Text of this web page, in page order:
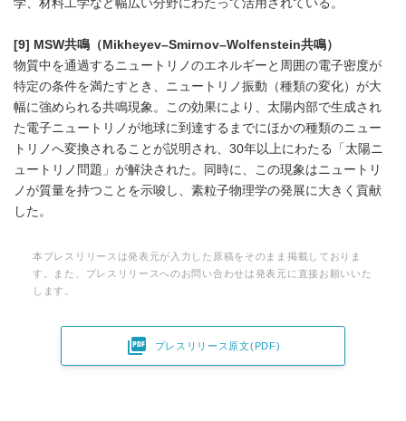
学、材料工学など幅広い分野にわたって活用されている。
[9] MSW共鳴（Mikheyev–Smirnov–Wolfenstein共鳴）
物質中を通過するニュートリノのエネルギーと周囲の電子密度が
特定の条件を満たすとき、ニュートリノ振動（種類の変化）が大
幅に強められる共鳴現象。この効果により、太陽内部で生成され
た電子ニュートリノが地球に到達するまでにほかの種類のニュー
トリノへ変換されることが説明され、30年以上にわたる「太陽ニ
ュートリノ問題」が解決された。同時に、この現象はニュートリ
ノが質量を持つことを示唆し、素粒子物理学の発展に大きく貢献
した。
本プレスリリースは発表元が入力した原稿をそのまま掲載しておりま
す。また、プレスリリースへのお問い合わせは発表元に直接お願いいた
します。
 プレスリリース原文(PDF)